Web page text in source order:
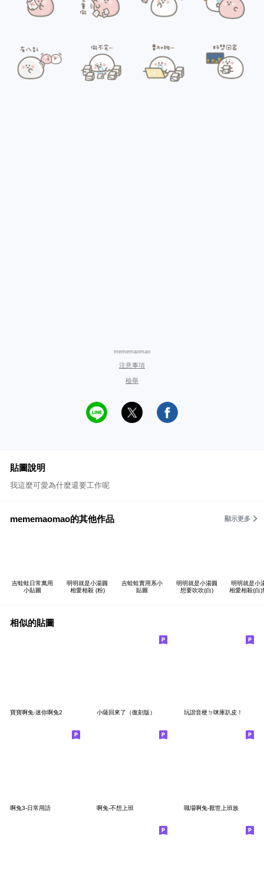
mememaomao
注意事項
檢舉
貼圖說明
我這麼可愛為什麼還要工作呢
mememaomao的其他作品 顯示更多
吉蛙蛙日常萬用
小貼圖
明明就是小湯圓
相愛相殺 (粉)
吉蛙蛙實用系小
貼圖
明明就是小湯圓
想要吹吹(白)
明明就是小
相愛相殺(白)
相似的貼圖
寶寶啊兔-迷你啊兔2 小薩回來了（復刻版） 玩諧音梗ㄉ咪庫趴皮！
啊兔3-日常用語 啊兔-不想上班 職場啊兔-厭世上班族